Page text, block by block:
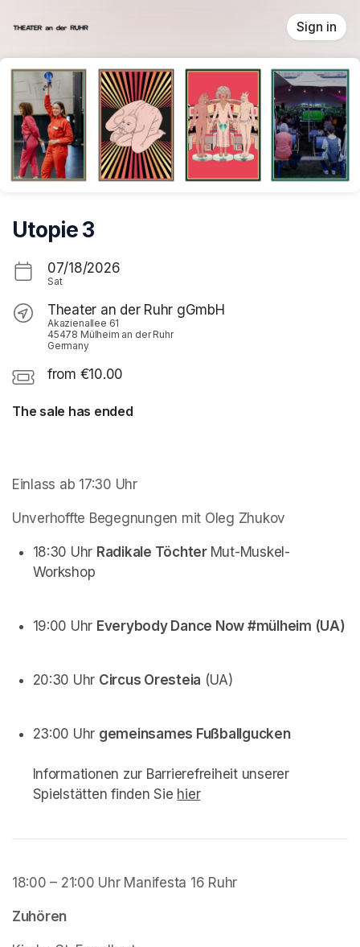
Sign in
Utopie 3
07/18/2026
Sat
Theater an der Ruhr gGmbH
Akazienallee 61
45478 Mülheim an der Ruhr
Germany
from €10.00
The sale has ended
Einlass ab 17:30 Uhr
Unverhoffte Begegnungen mit Oleg Zhukov
18:30 Uhr Radikale Töchter Mut-Muskel-
Workshop
19:00 Uhr Everybody Dance Now #mülheim (UA)
20:30 Uhr Circus Oresteia (UA)
23:00 Uhr gemeinsames Fußballgucken
Informationen zur Barrierefreiheit unserer
Spielstätten finden Sie hier(opens in a new tab)
18:00 – 21:00 Uhr Manifesta 16 Ruhr
Zuhören